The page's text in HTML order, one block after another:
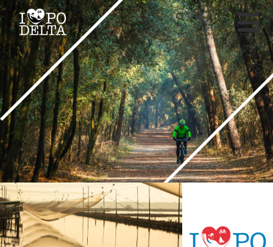
Delta del Po
Delta del Po
IT